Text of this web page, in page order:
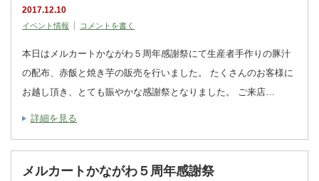
2017.12.10
イベント情報 コメントを書く
本日はメルカートかながわ５周年感謝祭にて生産者手作りの豚汁
の配布、赤飯と焼き芋の販売を行いました。 たくさんのお客様に
お越し頂き、とても賑やかな感謝祭となりました。 ご来店…
詳細を見る
メルカートかながわ５周年感謝祭